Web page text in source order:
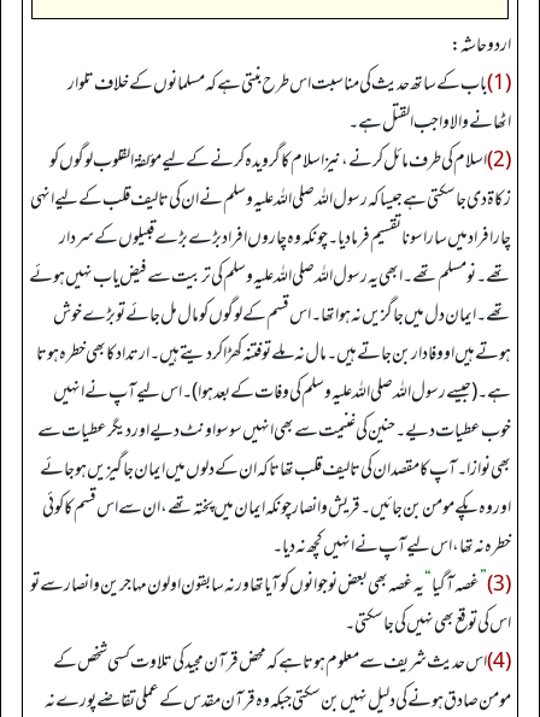
اردو حاشہ:
(1) باب کے ساتھ حدیث کی مناسبت اس طرح بنتی ہے کہ مسلمانوں کے خلاف تلوار
اٹھانے والا واجب القتل ہے۔
(2) اسلام کی طرف مائل کرنے، نیز اسلام کا گرویدہ کرنے کے لیے مؤلفۃ القلوب لوگوں کو
زکاۃ دی جا سکتی ہے جیسا کہ رسول اللہ صلی اللہ علیہ وسلم نے ان کی تالیف قلب کے لیے انہی
چار افراد میں سارا سونا تقسیم فرما دیا۔ چونکہ وہ چاروں افراد بڑے بڑے قبیلوں کے سردار
تھے۔ نو مسلم تھے۔ ابھی یہ رسول اللہ صلی اللہ علیہ وسلم کی تربیت سے فیض یاب نہیں ہوئے
تھے۔ ایمان دل میں جاگزیں نہ ہوا تھا۔ اس قسم کے لوگوں کو مال مل جائے تو بڑے خوش
ہوتے ہیں او وفادار بن جاتے ہیں۔ مال نہ ملے تو فتنہ کھڑا کر دیتے ہیں۔ ارتداد کا بھی خطرہ ہوتا
ہے۔ (جیسے رسول اللہ صلی اللہ علیہ وسلم کی وفات کے بعد ہوا)۔ اس لیے آپ نے انہیں
خوب عطیات دیے۔ حنین کی غنیمت سے بھی انہیں سو سو اونٹ دیے اور دیگر عطیات سے
بھی نوازا۔ آپ کا مقصد ان کی تالیف قلب تھا تاکہ ان کے دلوں میں ایمان جاگیزیں ہو جائے
اور وہ پکے مومن بن جائیں۔ قریش و انصار چونکہ ایمان میں پختہ تھے، ان سے اس قسم کا کوئی
خطرہ نہ تھا، اس لیے آپ نے انہیں کچھ نہ دیا۔
(3)
”غصہ آ گیا“یہ غصہ بھی بعض نوجوانوں کو آیا تھا ورنہ سابقون اولون مہاجرین و انصار سے تو
اس کی توقع بھی نہیں کی جا سکتی۔
(4) اس حدیث شریف سے معلوم ہوتا ہے کہ محض قرآن مجید کی تلاوت کسی شخص کے
مومن صادق ہونے کی دلیل نہیں بن سکتی جبکہ وہ قرآن مقدس کے عملی تقاضے پورے نہ